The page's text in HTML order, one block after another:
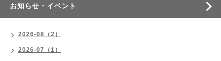
お知らせ・イベント
2026-08（2）
2026-07（1）